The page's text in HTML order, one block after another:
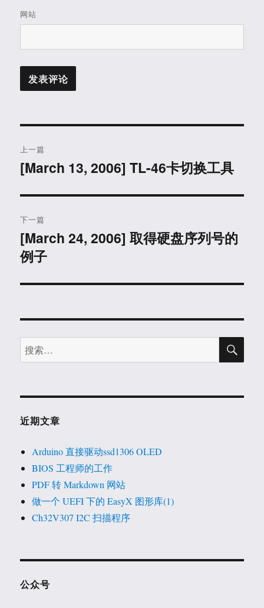
网站
章
航
上一篇
上
文
章：
[March 13, 2006] TL-46卡切换工具
下一篇
下
篇
章：
[March 24, 2006] 取得硬盘序列号的
例子
搜
索：
搜
近期文章
Arduino 直接驱动ssd1306 OLED
BIOS 工程师的工作
PDF 转 Markdown 网站
做一个 UEFI 下的 EasyX 图形库(1)
Ch32V307 I2C 扫描程序
公众号